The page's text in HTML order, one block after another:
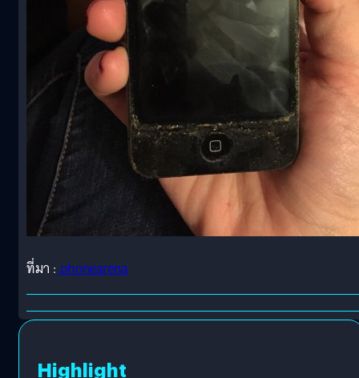
ที่มา :phonearena
Highlight